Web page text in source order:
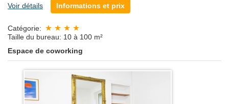
Voir détails Informations et prix
Catégorie:
Taille du bureau: 10 à 100 m²
Espace de coworking